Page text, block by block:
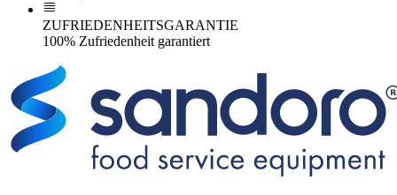
ZUFRIEDENHEITSGARANTIE
100% Zufriedenheit garantiert